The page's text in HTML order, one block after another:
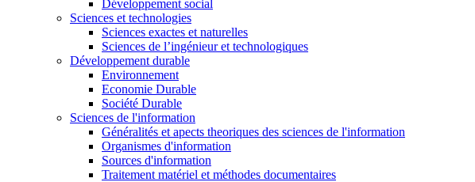
Développement social
Sciences et technologies
Sciences exactes et naturelles
Sciences de l’ingénieur et technologiques
Développement durable
Environnement
Economie Durable
Société Durable
Sciences de l'information
Généralités et apects theoriques des sciences de l'information
Organismes d'information
Sources d'information
Traitement matériel et méthodes documentaires